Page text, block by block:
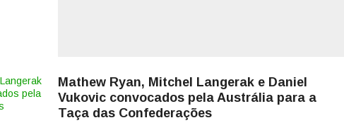
Mathew Ryan, Mitchel Langerak e Daniel
Vukovic convocados pela Austrália para a
Taça das Confederações